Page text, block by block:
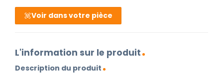
Voir dans votre pièce
L'information sur le produit
Description du produit